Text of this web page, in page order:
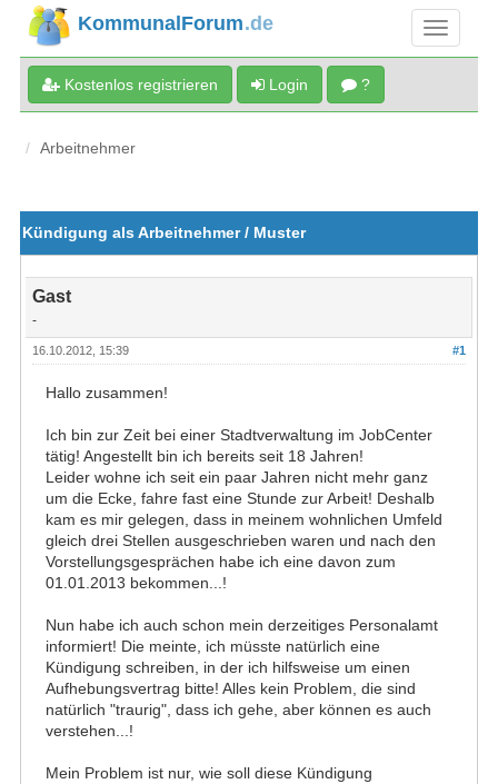
KommunalForum.de
Kostenlos registrieren Login ?
Arbeitnehmer
Kündigung als Arbeitnehmer / Muster
Gast
-
#1
16.10.2012, 15:39
Hallo zusammen!
Ich bin zur Zeit bei einer Stadtverwaltung im JobCenter
tätig! Angestellt bin ich bereits seit 18 Jahren!
Leider wohne ich seit ein paar Jahren nicht mehr ganz
um die Ecke, fahre fast eine Stunde zur Arbeit! Deshalb
kam es mir gelegen, dass in meinem wohnlichen Umfeld
gleich drei Stellen ausgeschrieben waren und nach den
Vorstellungsgesprächen habe ich eine davon zum
01.01.2013 bekommen...!
Nun habe ich auch schon mein derzeitiges Personalamt
informiert! Die meinte, ich müsste natürlich eine
Kündigung schreiben, in der ich hilfsweise um einen
Aufhebungsvertrag bitte! Alles kein Problem, die sind
natürlich "traurig", dass ich gehe, aber können es auch
verstehen...!
Mein Problem ist nur, wie soll diese Kündigung